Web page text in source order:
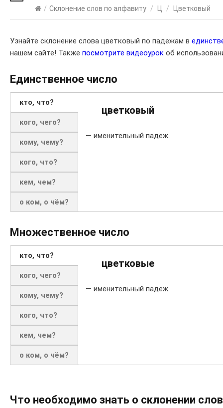
/ Склонение слов по алфавиту / / Цветковый
Узнайте склонение слова цветковый по падежам в
нашем сайте! Также посмотрите видеоурок об
Единственное число
кто, что?
кого, чего?
кому, чему?
кого, что?
кем, чем?
о ком, о чём?
цветковый
— именительный падеж.
Множественное число
кто, что?
кого, чего?
кому, чему?
кого, что?
кем, чем?
о ком, о чём?
цветковые
— именительный падеж.
Что необходимо знать о склонении